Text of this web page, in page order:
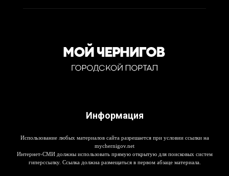
Информация
Использование любых материалов сайта разрешается при условии ссылки на
mychernigov.net
Интернет-СМИ должны использовать прямую открытую для поисковых систем
гиперссылку. Ссылка должна размещаться в первом абзаце материала.